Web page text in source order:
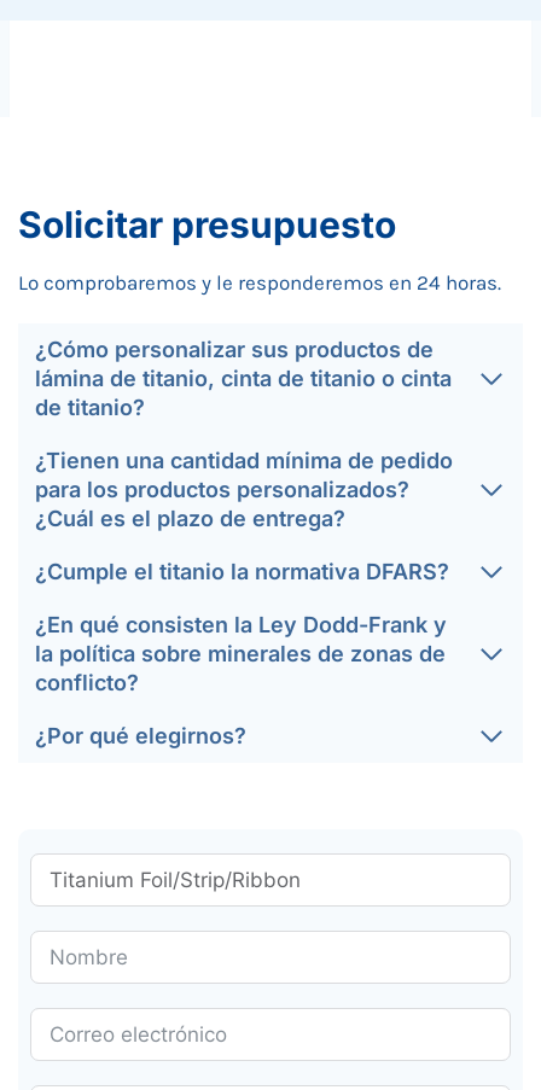
Solicitar presupuesto
Lo comprobaremos y le responderemos en 24 horas.
¿Cómo personalizar sus productos de
lámina de titanio, cinta de titanio o cinta
de titanio?
¿Tienen una cantidad mínima de pedido
para los productos personalizados?
¿Cuál es el plazo de entrega?
¿Cumple el titanio la normativa DFARS?
¿En qué consisten la Ley Dodd-Frank y
la política sobre minerales de zonas de
conflicto?
¿Por qué elegirnos?